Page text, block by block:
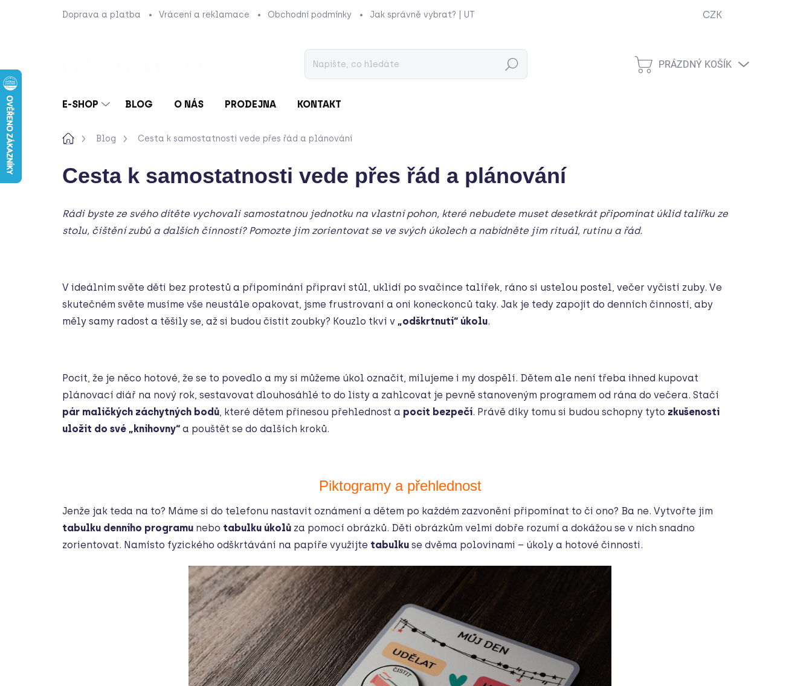
Doprava a platba Vrácení a reklamace Obchodní podmínky Jak správně vybrat? | UTUKUTU Podmínky ochrany osobních údajů
CZK
Hledat
NÁKUPNÍ
PRÁZDNÝ KOŠÍK
E-SHOP BLOG O NÁS PRODEJNA KONTAKT
DomůBlog Cesta k samostatnosti vede přes řád a plánování
Cesta k samostatnosti vede přes řád a plánování
Rádi byste ze svého dítěte vychovali samostatnou jednotku na vlastní pohon, které nebudete muset desetkrát připomínat úklid talířku ze
stolu, čištění zubů a dalších činností? Pomozte jim zorientovat se ve svých úkolech a nabídněte jim rituál, rutinu a řád.
V ideálním světe děti bez protestů a připomínání připraví stůl, uklidí po svačince talířek, ráno si ustelou postel, večer vyčistí zuby. Ve
skutečném světe musíme vše neustále opakovat, jsme frustrovaní a oni koneckonců taky. Jak je tedy zapojit do denních činností, aby
měly samy radost a těšily se, až si budou čistit zoubky? Kouzlo tkví v „odškrtnutí“ úkolu.
Pocit, že je něco hotové, že se to povedlo a my si můžeme úkol označit, milujeme i my dospělí. Dětem ale není třeba ihned kupovat
plánovací diář na nový rok, sestavovat dlouhosáhlé to do listy a zahlcovat je pevně stanoveným programem od rána do večera. Stačí
pár maličkých záchytných bodů, které dětem přinesou přehlednost a pocit bezpečí. Právě díky tomu si budou schopny tyto zkušenosti
uložit do své „knihovny“ a pouštět se do dalších kroků.
Piktogramy a přehlednost
Jenže jak teda na to? Máme si do telefonu nastavit oznámení a dětem po každém zazvonění připomínat to či ono? Ba ne. Vytvořte jim
tabulku denního programu nebo tabulku úkolů za pomocí obrázků. Děti obrázkům velmi dobře rozumí a dokážou se v nich snadno
zorientovat. Namísto fyzického odškrtávání na papíře využijte tabulku se dvěma polovinami – úkoly a hotové činnosti.